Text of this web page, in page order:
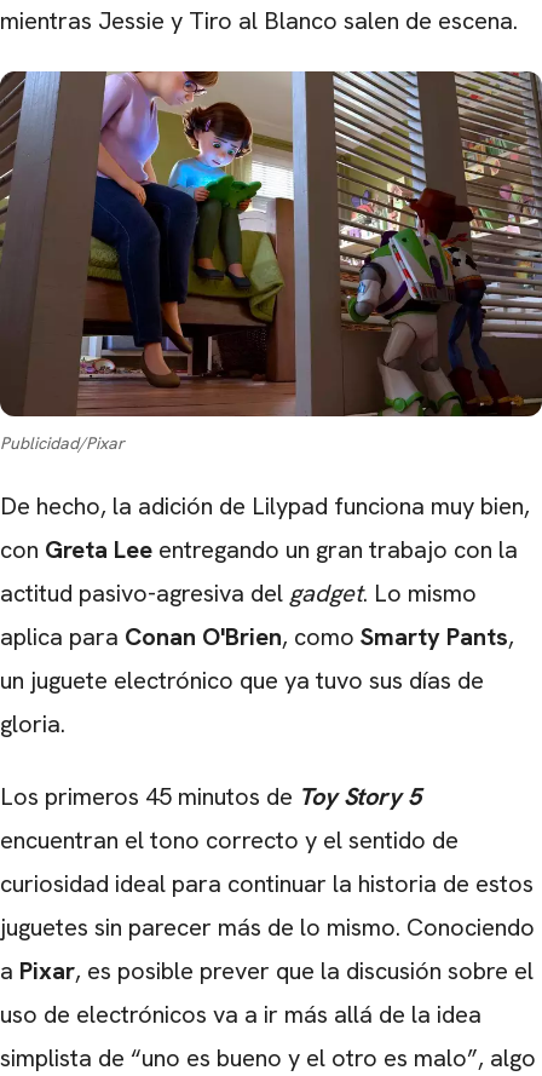
mientras Jessie y Tiro al Blanco salen de escena.
Publicidad/Pixar
De hecho, la adición de Lilypad funciona muy bien,
con Greta Lee entregando un gran trabajo con la
actitud pasivo-agresiva delgadget. Lo mismo
aplica para Conan O'Brien, como Smarty Pants,
un juguete electrónico que ya tuvo sus días de
gloria.
Los primeros 45 minutos de Toy Story 5
encuentran el tono correcto y el sentido de
curiosidad ideal para continuar la historia de estos
juguetes sin parecer más de lo mismo. Conociendo
a Pixar, es posible prever que la discusión sobre el
uso de electrónicos va a ir más allá de la idea
simplista de “uno es bueno y el otro es malo”, algo